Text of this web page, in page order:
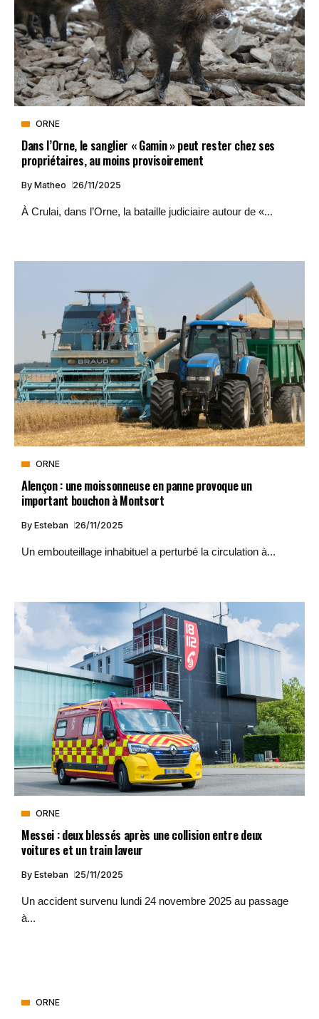
ORNE
Dans l’Orne, le sanglier « Gamin » peut rester chez ses
propriétaires, au moins provisoirement
By Matheo 26/11/2025
À Crulai, dans l’Orne, la bataille judiciaire autour de «...
ORNE
Alençon : une moissonneuse en panne provoque un
important bouchon à Montsort
By Esteban 26/11/2025
Un embouteillage inhabituel a perturbé la circulation à...
ORNE
Messei : deux blessés après une collision entre deux
voitures et un train laveur
By Esteban 25/11/2025
Un accident survenu lundi 24 novembre 2025 au passage
à...
ORNE